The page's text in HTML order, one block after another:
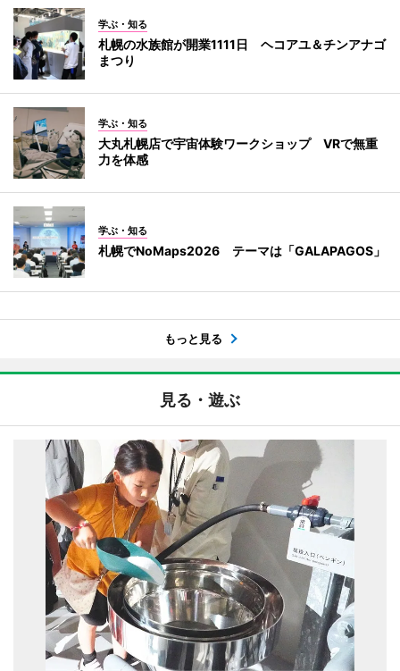
学ぶ・知る
札幌の水族館が開業1111日 ヘコアユ＆チンアナゴ
まつり
学ぶ・知る
大丸札幌店で宇宙体験ワークショップ VRで無重
力を体感
学ぶ・知る
札幌でNoMaps2026 テーマは「GALAPAGOS」
もっと見る
見る・遊ぶ